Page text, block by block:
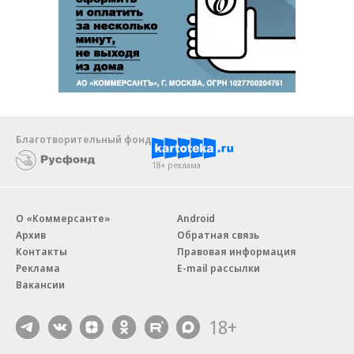
Благотворительный фонд
18+ реклама
О «Коммерсанте»
Архив
Контакты
Реклама
Вакансии
Android
Обратная связь
Правовая информация
E-mail рассылки
18+